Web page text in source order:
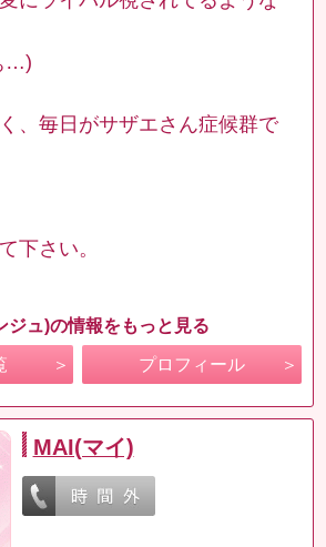
…)
、毎日がサザエさん症候群で
下さい。
ジュ)の情報をもっと見る
プロフィール
MAI(マイ)